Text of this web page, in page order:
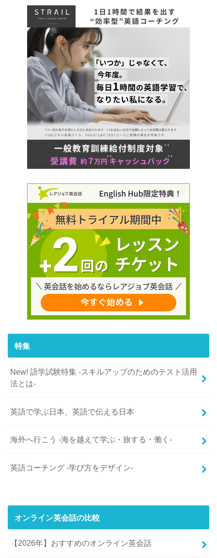
特集
New! 語学試験特集 -スキルアップのためのテスト活用
法とは-
英語で学ぶ日本、英語で伝える日本
海外へ行こう -海を越えて学ぶ・旅する・働く-
英語コーチング -学び方をデザイン-
オンライン英会話の比較
【2026年】おすすめのオンライン英会話